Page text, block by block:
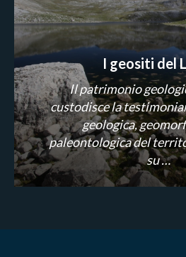
I geositi del
Il patrimonio
custodisce la
geologica,
paleontologica del
su …